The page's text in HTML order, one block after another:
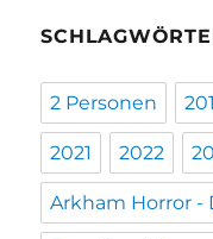
2 Personen
2021 2022
Arkham Horror -